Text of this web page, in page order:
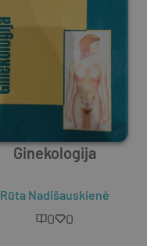
Ginekologija
Rūta Nadišauskienė
0 0